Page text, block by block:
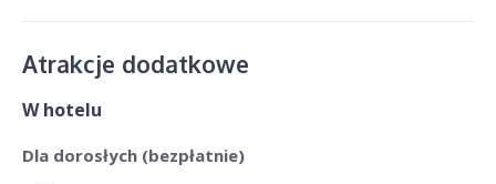
Atrakcje dodatkowe
W hotelu
Dla dorosłych (bezpłatnie)